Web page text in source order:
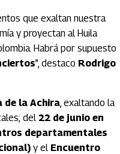
que exaltan nuestra
y proyectan al Huila
Habrá por supuesto
”, destaco Rodrigo
de la Achira, exaltando la
del 22 de junio en
departamentales
y el Encuentro